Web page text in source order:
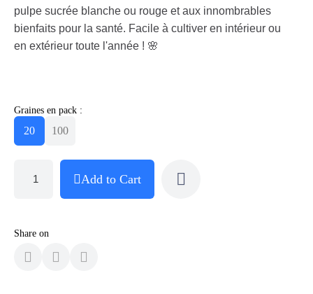
pulpe sucrée blanche ou rouge et aux innombrables
bienfaits pour la santé. Facile à cultiver en intérieur ou
en extérieur toute l'année ! 🌸
Graines en pack :
20 100
Add to Cart
Share on